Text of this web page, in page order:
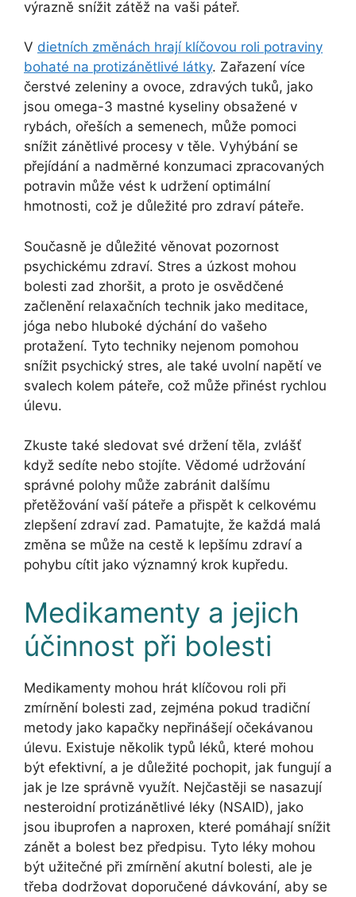
výrazně snížit zátěž na vaši páteř.
V dietních změnách hrají klíčovou roli potraviny
bohaté na protizánětlivé látky. Zařazení více
čerstvé zeleniny a ovoce, zdravých tuků, jako
jsou omega-3 mastné kyseliny obsažené v
rybách, ořeších a semenech, může pomoci
snížit zánětlivé procesy v těle. Vyhýbání se
přejídání a nadměrné konzumaci zpracovaných
potravin může vést k udržení optimální
hmotnosti, což je důležité pro zdraví páteře.
Současně je důležité věnovat pozornost
psychickému zdraví. Stres a úzkost mohou
bolesti zad zhoršit, a proto je osvědčené
začlenění relaxačních technik jako meditace,
jóga nebo hluboké dýchání do vašeho
protažení. Tyto techniky nejenom pomohou
snížit psychický stres, ale také uvolní napětí ve
svalech kolem páteře, což může přinést rychlou
úlevu.
Zkuste také sledovat své držení těla, zvlášť
když sedíte nebo stojíte. Vědomé udržování
správné polohy může zabránit dalšímu
přetěžování vaší páteře a přispět k celkovému
zlepšení zdraví zad. Pamatujte, že každá malá
změna se může na cestě k lepšímu zdraví a
pohybu cítit jako významný krok kupředu.
Medikamenty a jejich
účinnost při bolesti
Medikamenty mohou hrát klíčovou roli při
zmírnění bolesti zad, zejména pokud tradiční
metody jako kapačky nepřinášejí očekávanou
úlevu. Existuje několik typů léků, které mohou
být efektivní, a je důležité pochopit, jak fungují a
jak je lze správně využít. Nejčastěji se nasazují
nesteroidní protizánětlivé léky (NSAID), jako
jsou ibuprofen a naproxen, které pomáhají snížit
zánět a bolest bez předpisu. Tyto léky mohou
být užitečné při zmírnění akutní bolesti, ale je
třeba dodržovat doporučené dávkování, aby se